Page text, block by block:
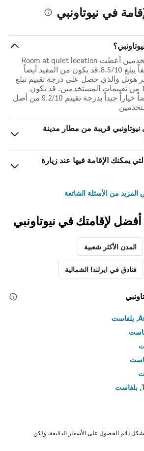
في نيوتاونبي
75 من تقييمات المستخدمين أعطت Room at quiet location
close to Belfast تصنيفاً يبلغ 8.5/10.قد يكون من المفيد أيضاً
هوتل والذي حصل على درجة تقييم تبلغ
8.6/10 من اصل 1,050 من تقييمات المستخدمين. قد يكون
Loughview chalet أيضاً خياراً جيداً بدرجة تقييم 9.2/10 من أصل
قريبة من مطار مدينة
يمكنك الإقامة فيها عند زيارة
من الأسئلة الشائعة
أفضل لإقامتك في نيوتاونبي
المدن الأكثر شعبية
فنادق في ايرلندا الشمالية